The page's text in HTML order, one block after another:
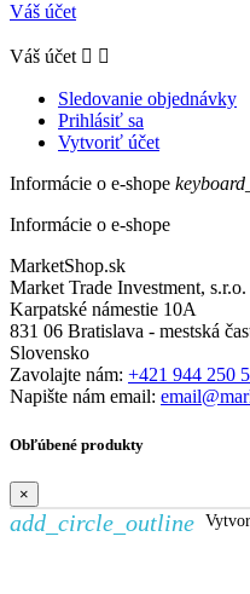
Váš účet
Váš účet  
Sledovanie objednávky
Prihlásiť sa
Vytvoriť účet
Informácie o e-shope
Informácie o e-shope
MarketShop.sk
Market Trade Investment, s.r.o.
Karpatské námestie 10A
831 06 Bratislava - mestská
Slovensko
Zavolajte nám: +421 944 250
Napište nám email:
Obľúbené produkty
×
add_circle_outline